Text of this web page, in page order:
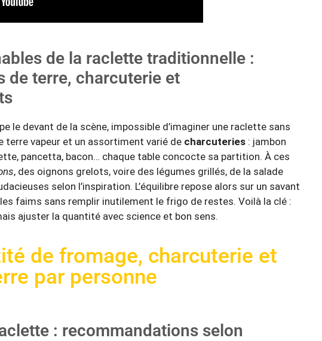
de la raclette traditionnelle :
de terre, charcuterie et
le devant de la scène, impossible d’imaginer une raclette sans
terre vapeur et un assortiment varié de charcuteries : jambon
pancetta, bacon… chaque table concocte sa partition. À ces
, des oignons grelots, voire des légumes grillés, de la salade
selon l’inspiration. L’équilibre repose alors sur un savant
faims sans remplir inutilement le frigo de restes. Voilà la clé :
ajuster la quantité avec science et bon sens.
de fromage, charcuterie et
par personne
: recommandations selon